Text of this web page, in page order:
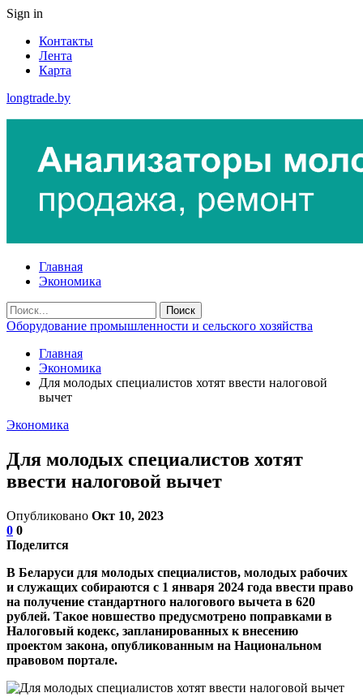
Sign in
Контакты
Лента
Карта
longtrade.by
Главная
Экономика
Оборудование промышленности и сельского хозяйства
Главная
Экономика
Для молодых специалистов хотят ввести налоговой
вычет
Экономика
Для молодых специалистов хотят
ввести налоговой вычет
Опубликовано Окт 10, 2023
0 0
Поделится
В Беларуси для молодых специалистов, молодых рабочих
и служащих собираются с 1 января 2024 года ввести право
на получение стандартного налогового вычета в 620
рублей. Такое новшество предусмотрено поправками в
Налоговый кодекс, запланированных к внесению
проектом закона, опубликованным на Национальном
правовом портале.